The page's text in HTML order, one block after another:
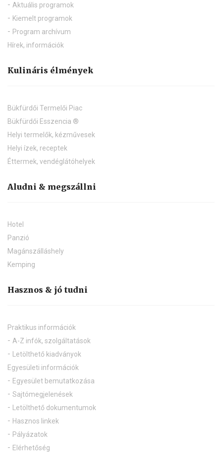
Aktuális programok
Kiemelt programok
Program archívum
Hírek, információk
Kulináris élmények
Bükfürdői Termelői Piac
Bükfürdői Esszencia ®
Helyi termelők, kézművesek
Helyi ízek, receptek
Éttermek, vendéglátóhelyek
Aludni & megszállni
Hotel
Panzió
Magánszálláshely
Kemping
Hasznos & jó tudni
Praktikus információk
A-Z infók, szolgáltatások
Letölthető kiadványok
Egyesületi információk
Egyesület bemutatkozása
Sajtómegjelenések
Letölthető dokumentumok
Hasznos linkek
Pályázatok
Elérhetőség